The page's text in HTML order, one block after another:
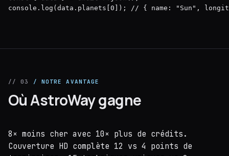
console.log(data.planets[0]); // { name: "Sun",
// 03 / NOTRE AVANTAGE
Où AstroWay gagne
8× moins cher avec 10× plus de crédits.
Couverture HD complète 12 vs 4 points de